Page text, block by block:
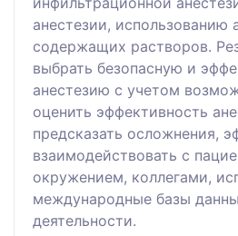
анестезии, использованию
содержащих растворов.
выбрать безопасную и
анестезию с учетом
оценить эффективность
предсказать осложнения,
взаимодействовать с
окружением, коллегами,
международные базы
деятельности.